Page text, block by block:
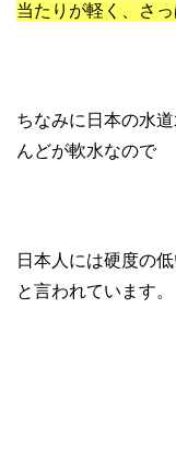
当たりが軽く、さ
ちなみに日本の水
んどが軟水なので
日本人には硬度の
と言われています。